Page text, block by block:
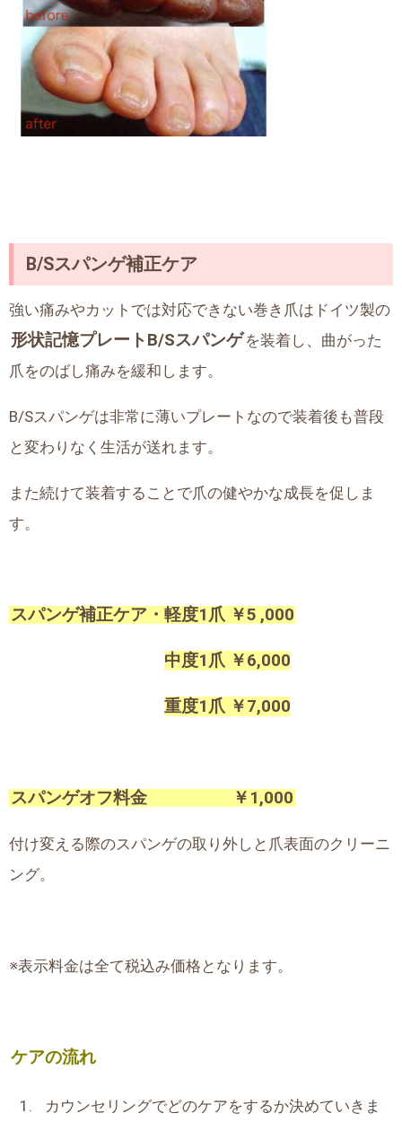
B/Sスパンゲ補正ケア
強い痛みやカットでは対応できない巻き爪はドイツ製の
形状記憶プレートB/Sスパンゲを装着し、曲がった
爪をのばし痛みを緩和します。
B/Sスパンゲは非常に薄いプレートなので装着後も普段
と変わりなく生活が送れます。
また続けて装着することで爪の健やかな成長を促しま
す。
スパンゲ補正ケア・ 軽度1爪 ￥5 ,000
中度1爪￥6,000
重度1爪￥7,000
スパンゲオフ料金 ￥ 1,000
付け変える際のスパンゲの取り外しと爪表面のクリーニ
ング。
※表示料金は全て税込み価格となります。
ケアの流れ
カウンセリングでどのケアをするか決めていきま